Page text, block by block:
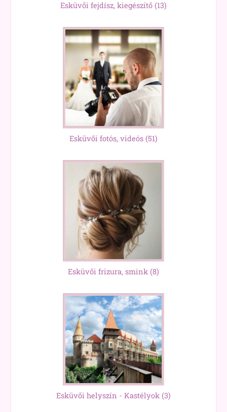
Esküvői fejdísz, kiegészítő (13)
Esküvői fotós, videós (51)
Esküvői frizura, smink (8)
Esküvői helyszín - Kastélyok (3)